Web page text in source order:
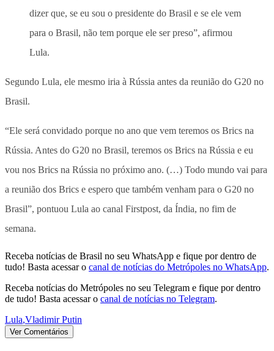
dizer que, se eu sou o presidente do Brasil e se ele vem
para o Brasil, não tem porque ele ser preso”, afirmou
Lula.
Segundo Lula, ele mesmo iria à Rússia antes da reunião do G20 no
Brasil.
“Ele será convidado porque no ano que vem teremos os Brics na
Rússia. Antes do G20 no Brasil, teremos os Brics na Rússia e eu
vou nos Brics na Rússia no próximo ano. (…) Todo mundo vai para
a reunião dos Brics e espero que também venham para o G20 no
Brasil”, pontuou Lula ao canal Firstpost, da Índia, no fim de
semana.
Receba notícias de Brasil no seu WhatsApp e fique por dentro de
tudo! Basta acessar o canal de notícias do Metrópoles no WhatsApp.
Receba notícias do Metrópoles no seu Telegram e fique por dentro
de tudo! Basta acessar o canal de notícias no Telegram.
Lula,Vladimir Putin
Ver Comentários